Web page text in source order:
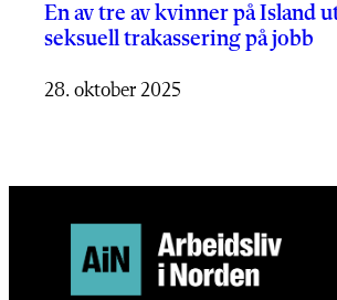
En av tre av kvinner på Island
seksuell trakassering på jobb
28. oktober 2025